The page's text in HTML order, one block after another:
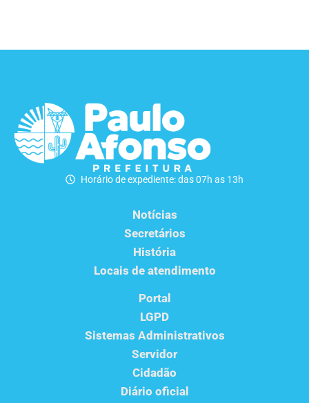
Horário de expediente: das 07h as 13h
Notícias
Secretários
História
Locais de atendimento
Portal
LGPD
Sistemas Administrativos
Servidor
Cidadão
Diário oficial